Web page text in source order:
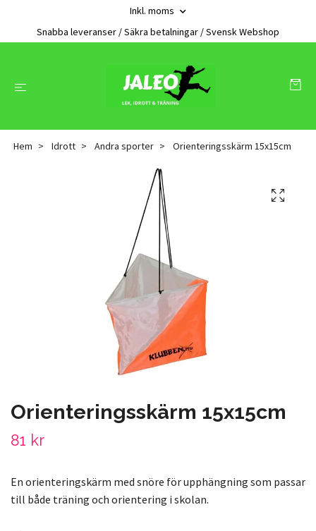
Inkl. moms
Snabba leveranser / Säkra betalningar / Svensk Webshop
Hem Idrott Andra sporter Orienteringsskärm 15x15cm
Orienteringsskärm 15x15cm
81 kr
En orienteringskärm med snöre för upphängning som passar
till både träning och orientering i skolan.